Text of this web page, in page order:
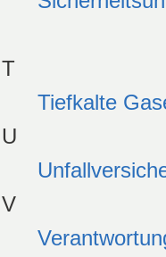
T
Tiefkalte
U
V